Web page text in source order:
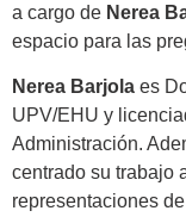
a cargo de Nerea
espacio para las
Nerea Barjola es
UPV/EHU y
Administración.
centrado su trabajo
representaciones